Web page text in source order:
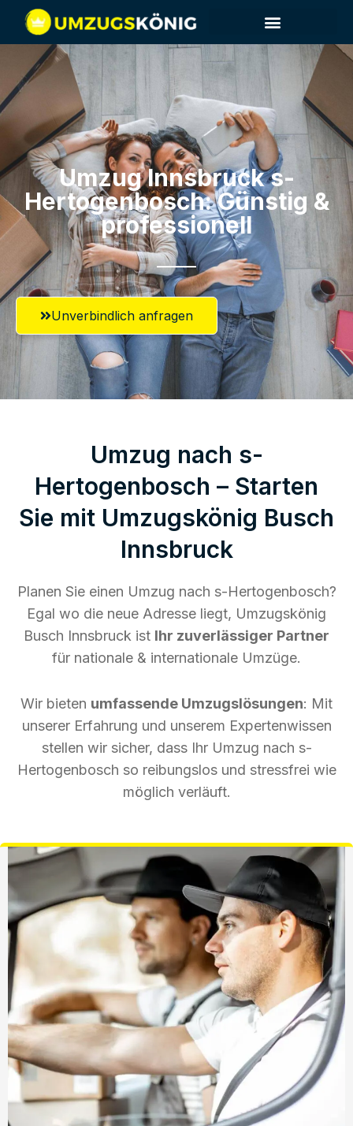
Umzug Innsbruck​ s-
Hertogenbosch: Günstig &
professionell​
Unverbindlich anfragen
Umzug nach s-
Hertogenbosch – Starten
Sie mit Umzugskönig Busch
Innsbruck
Planen Sie einen Umzug nach s-Hertogenbosch?
Egal wo die neue Adresse liegt, Umzugskönig
Busch Innsbruck ist Ihr zuverlässiger Partner
für nationale & internationale Umzüge.
Wir bieten umfassende Umzugslösungen: Mit
unserer Erfahrung und unserem Expertenwissen
stellen wir sicher, dass Ihr Umzug nach s-
Hertogenbosch so reibungslos und stressfrei wie
möglich verläuft.